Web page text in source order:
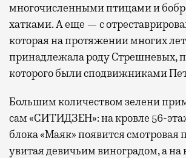
многочисленными птицами и
хатками. А еще — с
которая на протяжении многих лет
принадлежала роду Стрешневых,
которого были сподвижниками
Большим количеством зелени
сам «СИТИДЗЕН»: на кровле 56-
блока «Маяк» появится смотровая
увитая девичьим виноградом, а